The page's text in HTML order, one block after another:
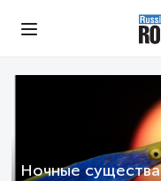
Ночные